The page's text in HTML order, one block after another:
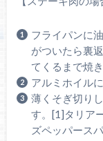
フライパンに
がついたら裏
てくるまで焼き
アルミホイル
薄くそぎ切り
す。[1]タリア
ズペッパース